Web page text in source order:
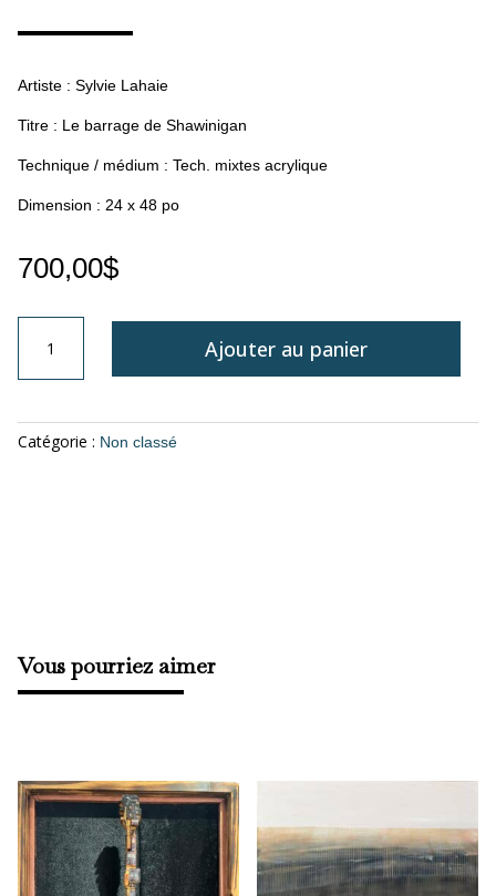
Artiste : Sylvie Lahaie
Titre : Le barrage de Shawinigan
Technique / médium : Tech. mixtes acrylique
Dimension : 24 x 48 po
700,00$
Le
de
Shawinigan
Ajouter au panier
Catégorie : Non classé
Vous pourriez aimer